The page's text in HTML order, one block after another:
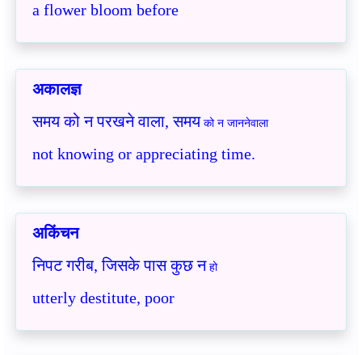
a flower bloom before
अकालज्ञ
समय को न परखने वाला, समय को न जाननेवाला
not knowing or appreciating time.
अकिंचन
निपट गरीब, जिसके पास कुछ नहो
utterly destitute, poor